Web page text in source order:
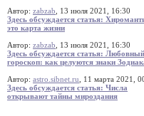
Автор: zabzab , 13 июля 2021, 16:30
Здесь обсуждается статья:
это карта жизни
Автор: zabzab , 13 июля 2021, 16:30
Здесь обсуждается статья: Любовный
гороскоп: как целуются знаки
Автор: astro.sibnet.ru , 11 марта 2021,
Здесь обсуждается статья: Числа
открывают тайны мироздания